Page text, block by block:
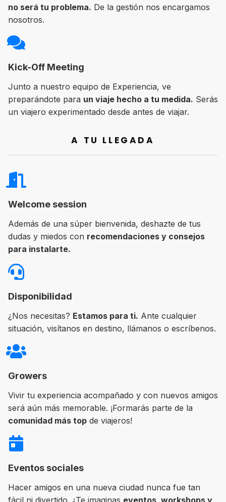
no será tu problema. De la gestión nos encargamos
nosotros.
Kick-Off Meeting
Junto a nuestro equipo de Experiencia, ve
preparándote para un viaje hecho a tu medida. Serás
un viajero experimentado desde antes de viajar.
A TU LLEGADA
Welcome session
Además de una súper bienvenida, deshazte de tus
dudas y miedos con recomendaciones y consejos
para instalarte.
Disponibilidad
¿Nos necesitas? Estamos para ti. Ante cualquier
situación, visítanos en destino, llámanos o escríbenos.
Growers
Vivir tu experiencia acompañado y con nuevos amigos
será aún más memorable. ¡Formarás parte de la
comunidad más top de viajeros!
Eventos sociales
Hacer amigos en una nueva ciudad nunca fue tan
fácil ni divertido. ¿Te imaginas eventos, workshops y